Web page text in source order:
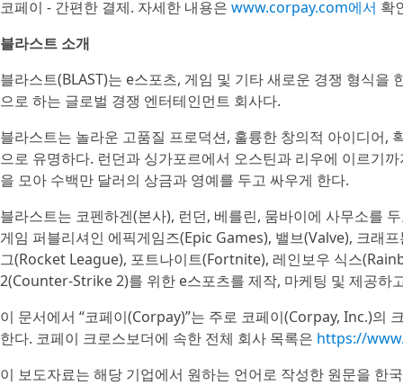
코페이 - 간편한 결제. 자세한 내용은 www.corpay.com에서 확
블라스트 소개
블라스트(BLAST)는 e스포츠, 게임 및 기타 새로운 경쟁 형식
으로 하는 글로벌 경쟁 엔터테인먼트 회사다.
블라스트는 놀라운 고품질 프로덕션, 훌륭한 창의적 아이디어,
으로 유명하다. 런던과 싱가포르에서 오스틴과 리우에 이르기
을 모아 수백만 달러의 상금과 영예를 두고 싸우게 한다.
블라스트는 코펜하겐(본사), 런던, 베를린, 뭄바이에 사무소를
게임 퍼블리셔인 에픽게임즈(Epic Games), 밸브(Valve), 크래
그(Rocket League), 포트나이트(Fortnite), 레인보우 식스
2(Counter-Strike 2)를 위한 e스포츠를 제작, 마케팅 및 제공하
이 문서에서 “코페이(Corpay)”는 주로 코페이(Corpay, Inc.)의
한다. 코페이 크로스보더에 속한 전체 회사 목록은 https://
이 보도자료는 해당 기업에서 원하는 언어로 작성한 원문을 한